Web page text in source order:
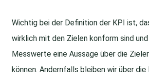
Wichtig bei der Definition der KPI ist,
wirklich mit den Zielen konform sind
Messwerte eine Aussage über die
können. Andernfalls bleiben wir über